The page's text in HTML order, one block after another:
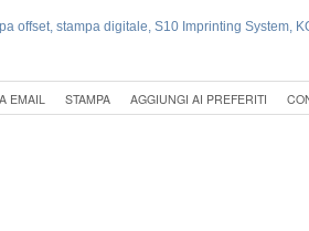
offset, stampa digitale S10 Imprinting System,
EMAIL STAMPA AGGIUNGI AI PREFERITI